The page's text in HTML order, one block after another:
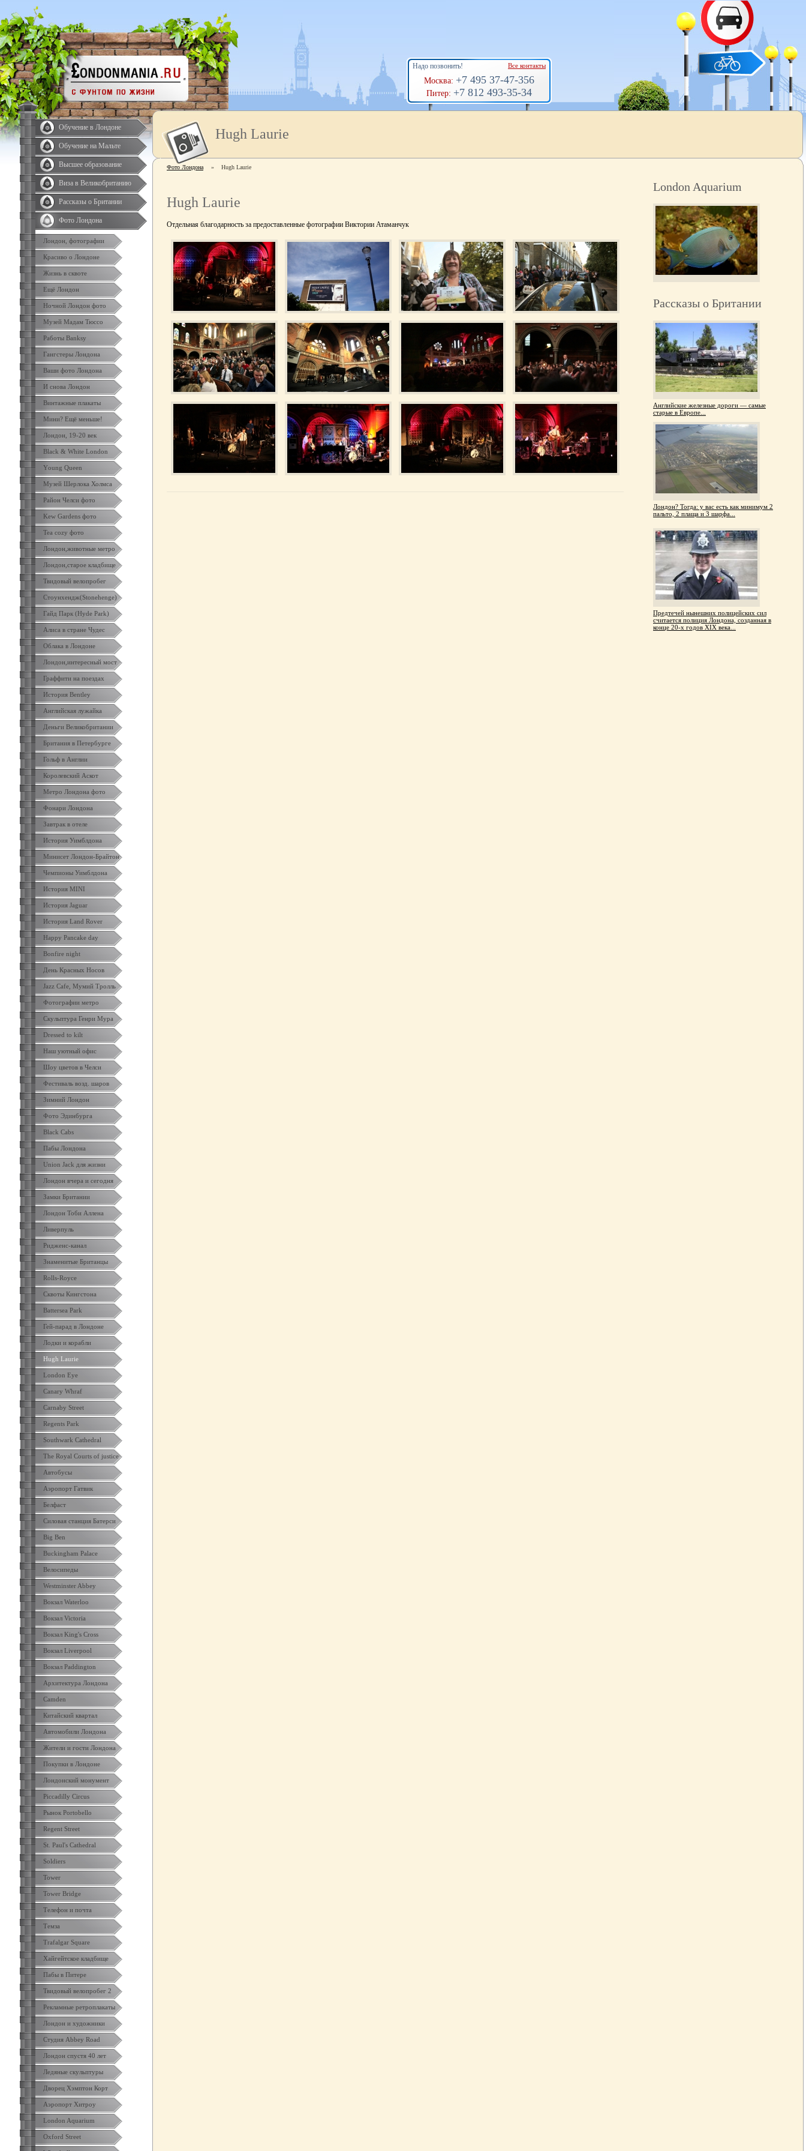
Обучение в Лондоне
Обучение на Мальте
Высшее образование
Виза в Великобританию
Рассказы о Британии
Фото Лондона
Лондон, фотографии
Красиво о Лондоне
Жизнь в сквоте
Ещё Лондон
Ночной Лондон фото
Музей Мадам Тюссо
Работы Banksy
Гангстеры Лондона
Ваши фото Лондона
И снова Лондон
Винтажные плакаты
Мини? Ещё меньше!
Лондон, 19-20 век
Black & White London
Yоung Queen
Музей Шерлока Холмса
Район Челси фото
Kew Gardens фото
Tea cozy фото
Лондон,животные метро
Лондон,старое кладбище
Твидовый велопробег
Стоунхендж(Stonehenge)
Гайд Парк (Hyde Park)
Алиса в стране Чудес
Облака в Лондоне
Лондон,интересный мост
Граффити на поездах
История Bentley
Английская лужайка
Деньги Великобритании
Британия в Петербурге
Гольф в Англии
Королевский Аскот
Метро Лондона фото
Фонари Лондона
Завтрак в отеле
История Уимблдона
Минисет Лондон-Брайтон
Чемпионы Уимблдона
История MINI
История Jaguar
История Land Rover
Happy Pancake day
Bonfire night
День Красных Носов
Jazz Cafe, Мумий Тролль
Фотографии метро
Скульптура Генри Мура
Dressed to kilt
Наш уютный офис
Шоу цветов в Челси
Фестиваль возд. шаров
Зимний Лондон
Фото Эдинбурга
Black Cabs
Пабы Лондона
Union Jack для жизни
Лондон вчера и сегодня
Замки Британии
Лондон Тоби Аллена
Ливерпуль
Ридженс-канал
Знаменитые Британцы
Rolls-Royce
Сквоты Кингстона
Battersea Park
Гей-парад в Лондоне
Лодки и корабли
Hugh Laurie
London Eye
Canary Whraf
Carnaby Street
Regents Park
Southwark Cathedral
The Royal Courts of justice
Автобусы
Аэропорт Гатвик
Белфаст
Силовая станция Батерси
Big Ben
Buckingham Palace
Велосипеды
Westminster Abbey
Вокзал Waterloo
Вокзал Victoria
Вокзал King's Cross
Вокзал Liverpool
Вокзал Paddington
Архитектура Лондона
Camden
Китайский квартал
Автомобили Лондона
Жители и гости Лондона
Покупки в Лондоне
Лондонский монумент
Piccadilly Circus
Рынок Portobello
Regent Street
St. Paul's Cathedral
Soldiers
Tower
Tower Bridge
Телефон и почта
Темза
Trafalgar Square
Хайгейтское кладбище
Пабы в Питере
Твидовый велопробег 2
Рекламные ретроплакаты
Лондон и художники
Студия Abbey Road
Лондон спустя 40 лет
Ледяные скульптуры
Дворец Хэмптон Корт
Аэропорт Хитроу
London Aquarium
Oxford Street
Надо позвонить! Все контакты
Москва: +7 495 37-47-356
Питер: +7 812 493-35-34
Hugh Laurie
Фото Лондона » Hugh Laurie
Hugh Laurie
Отдельная благодарность за предоставленные фотографии Виктории Атаманчук
London Aquarium
Рассказы о Британии
Английские железные дороги — самые
старые в Европе...
Лондон? Тогда: у вас есть как минимум 2
пальто, 2 плаща и 3 шарфа...
Предтечей нынешних полицейских сил
считается полиция Лондона, созданная в
конце 20-х годов XIX века...